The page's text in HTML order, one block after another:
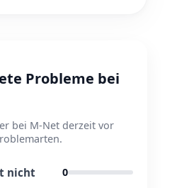
Probleme bei
bei M-Net derzeit vor
nicht 0